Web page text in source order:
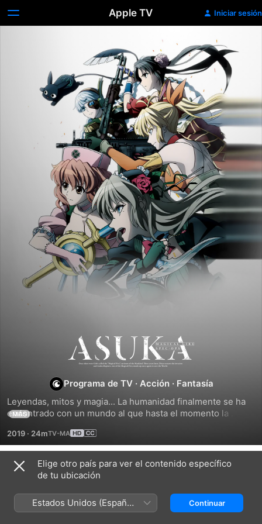
Apple TV Iniciar sesión
Magical
Girl
Spec-
Ops
Asuka
Programa de TV · Acción · Fantasía
Leyendas, mitos y magia... La humanidad finalmente se ha
encontrado con un mundo al que hasta el momento la
agradable. Desde el nuevo mundo llegan monstruos
invasores contra los cuales las armas humanas no sirven de
nada, lo que hace que el futuro de la humanidad sea
incierto. Por suerte, gracias al Tratado Comercial con el
MÁS
2019 · 24m
Temporada 1
Elige otro país para ver el contenido específico
de tu ubicación
Estados Unidos (Español
México)
Continuar